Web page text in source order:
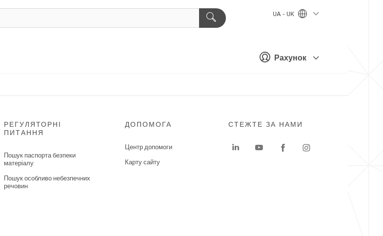
Рахунок
UA - UK
РЕГУЛЯТОРНІ
ПИТАННЯ
Пошук паспорта безпеки
матеріалу
Пошук особливо небезпечних
речовин
ДОПОМОГА
Центр допомоги
Карту сайту
СТЕЖТЕ ЗА НАМИ